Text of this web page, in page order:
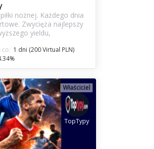
nożnej. Każdego dnia
Zwycięża najlepszy
yieldu,
co: 1 dni (200 Virtual PLN)
Właściciel
TopTypy